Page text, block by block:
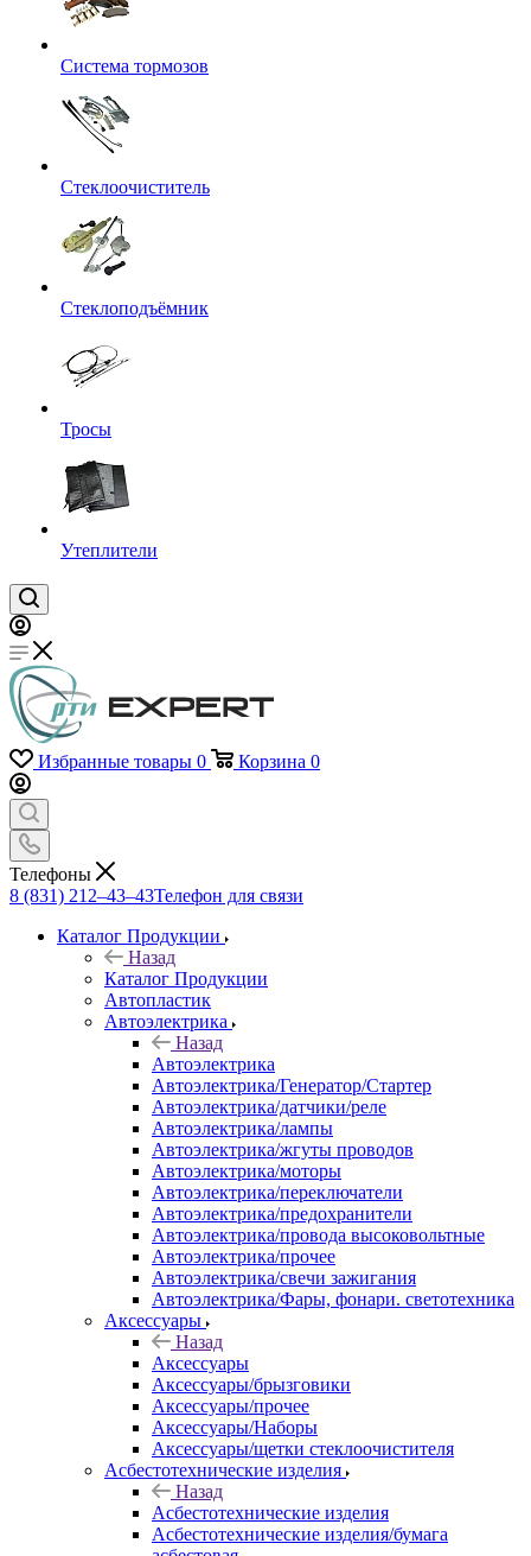
Система тормозов
Стеклоочиститель
Стеклоподъёмник
Тросы
Утеплители
Избранные товары 0 Корзина 0
Телефоны
8 (831) 212–43–43Телефон для связи
Каталог Продукции
Назад
Каталог Продукции
Автопластик
Автоэлектрика
Назад
Автоэлектрика
Автоэлектрика/Генератор/Стартер
Автоэлектрика/датчики/реле
Автоэлектрика/лампы
Автоэлектрика/жгуты проводов
Автоэлектрика/моторы
Автоэлектрика/переключатели
Автоэлектрика/предохранители
Автоэлектрика/провода высоковольтные
Автоэлектрика/прочее
Автоэлектрика/свечи зажигания
Автоэлектрика/Фары, фонари. светотехника
Аксессуары
Назад
Аксессуары
Аксессуары/брызговики
Аксессуары/прочее
Аксессуары/Наборы
Аксессуары/щетки стеклоочистителя
Асбестотехнические изделия
Назад
Асбестотехнические изделия
Асбестотехнические изделия/бумага